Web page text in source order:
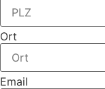
Ort
Email